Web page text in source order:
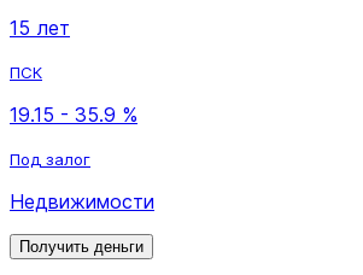
15 лет
ПСК
19.15 - 35.9 %
Под залог
Недвижимости
Получить деньги